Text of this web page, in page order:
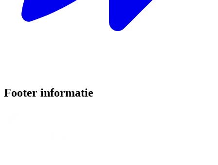
Footer informatie